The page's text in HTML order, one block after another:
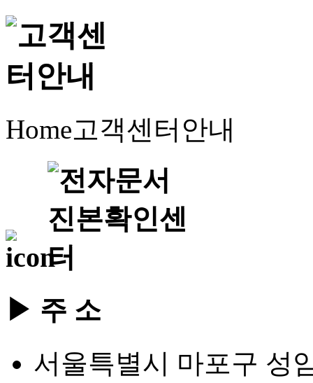
Home고객센터안내
▶ 주 소
서울특별시 마포구 성